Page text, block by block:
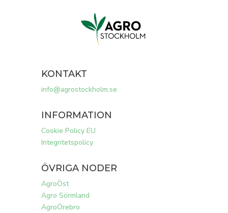
KONTAKT
info@agrostockholm.se
INFORMATION
Cookie Policy EU
Integritetspolicy
ÖVRIGA NODER
AgroÖst
Agro Sörmland
AgroÖrebro